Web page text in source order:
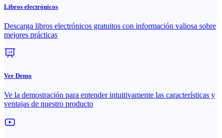
Libros electrónicos
Descarga libros electrónicos gratuitos con información valiosa sobre
mejores prácticas
Ver Demo
Ve la demostración para entender intuitivamente las características y
ventajas de nuestro producto